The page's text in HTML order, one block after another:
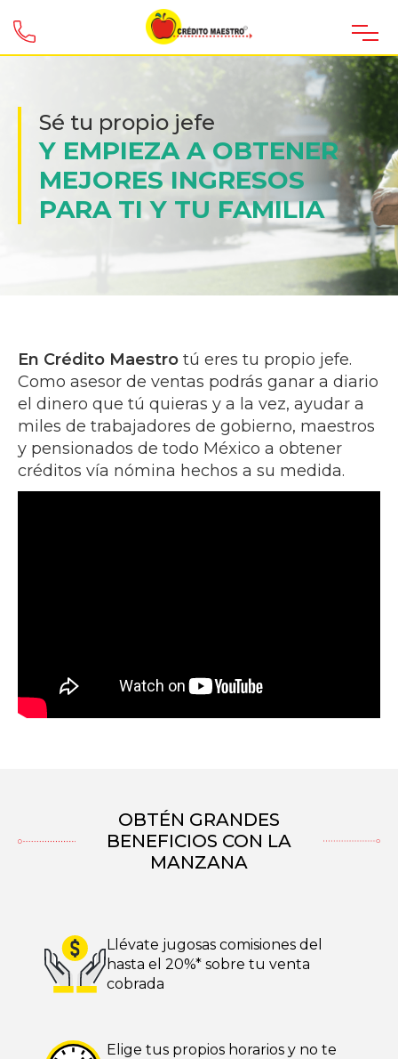
Sé tu propio jefe
Y EMPIEZA A OBTENER
MEJORES INGRESOS
PARA TI Y TU FAMILIA
En Crédito Maestro tú eres tu propio jefe.
Como asesor de ventas podrás ganar a diario
el dinero que tú quieras y a la vez, ayudar a
miles de trabajadores de gobierno, maestros
y pensionados de todo México a obtener
créditos vía nómina hechos a su medida.
OBTÉN GRANDES
BENEFICIOS CON LA
MANZANA
Llévate jugosas comisiones del
hasta el 20%* sobre tu venta
cobrada
Elige tus propios horarios y no te